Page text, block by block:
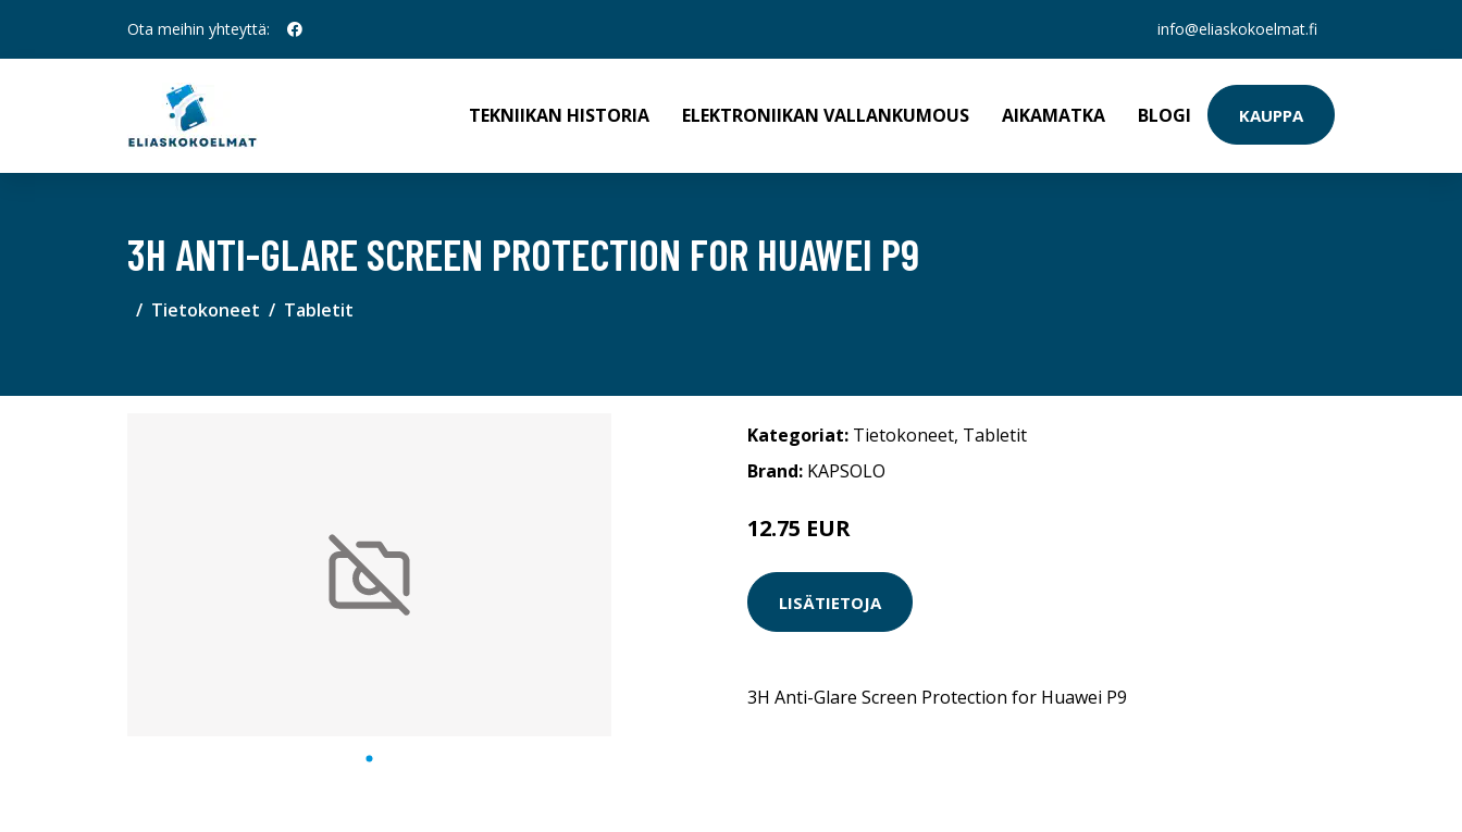
Ota meihin yhteyttä: info@eliaskokoelmat.fi
TEKNIIKAN HISTORIA ELEKTRONIIKAN VALLANKUMOUS AIKAMATKA BLOGI KAUPPA
3H ANTI-GLARE SCREEN PROTECTION FOR HUAWEI P9
Tietokoneet Tabletit
Kategoriat: Tietokoneet, Tabletit
Brand: KAPSOLO
12.75 EUR
LISÄTIETOJA
3H Anti-Glare Screen Protection for Huawei P9